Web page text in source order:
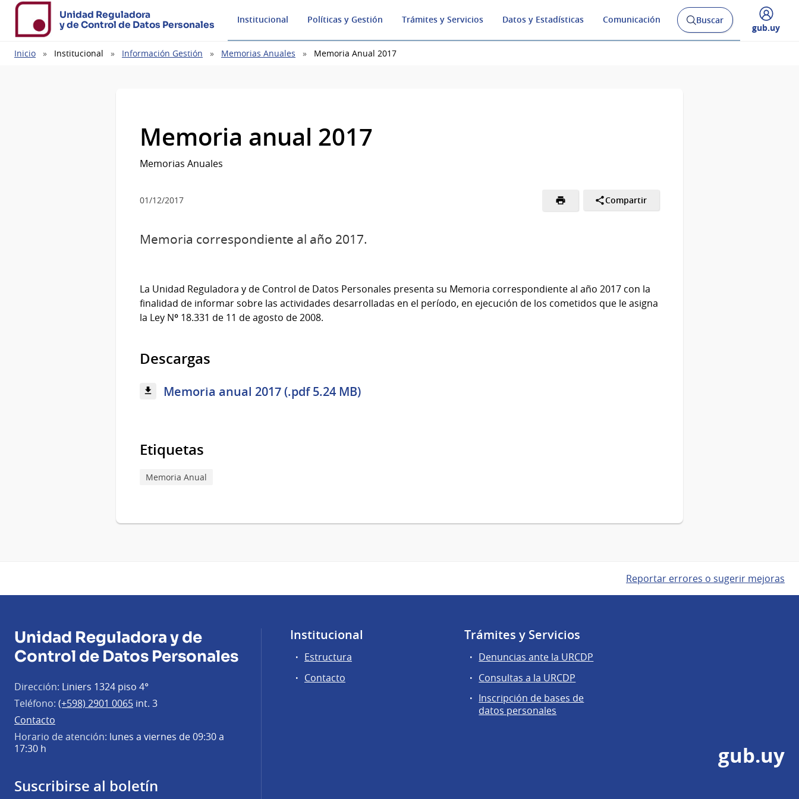
Unidad Reguladora
y de Control de Datos Personales
Institucional Políticas y Gestión Trámites y Servicios Datos y Estadísticas Comunicación
Abrir
buscador
Buscar
Desplegar
gub.uy
Ruta
Inicio Institucional Información Gestión Memorias Anuales Memoria Anual 2017
Memoria anual 2017
Memorias Anuales
01/12/2017 Compartir
Memoria correspondiente al año 2017.
La Unidad Reguladora y de Control de Datos Personales presenta su Memoria correspondiente al año 2017 con la
finalidad de informar sobre las actividades desarrolladas en el período, en ejecución de los cometidos que le asigna
la Ley Nº 18.331 de 11 de agosto de 2008.
Descargas
Memoria anual 2017 (.pdf 5.24 MB)
Etiquetas
Memoria Anual
Reportar errores o sugerir mejoras
Unidad Reguladora y de
Control de Datos Personales
Dirección: Liniers 1324 piso 4°
Teléfono: (+598) 2901 0065 int. 3
Contacto
Horario de atención: lunes a viernes de 09:30 a
17:30 h
Suscribirse al boletín
Institucional
Estructura
Contacto
Trámites y Servicios
Denuncias ante la URCDP
Consultas a la URCDP
Inscripción de bases de
datos personales
gub.uy